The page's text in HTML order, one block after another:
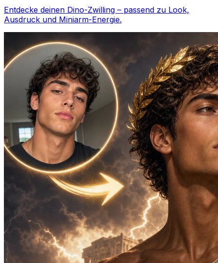
Entdecke deinen Dino-Zwilling – passend zu Look,
Ausdruck und Miniarm-Energie.